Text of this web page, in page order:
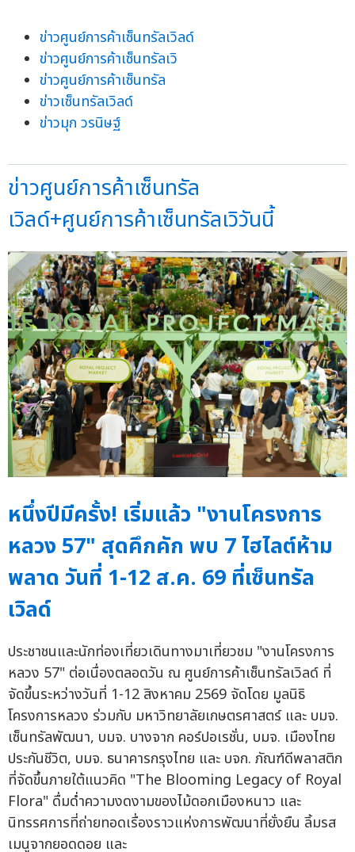
ข่าวศูนย์การค้าเซ็นทรัลเวิลด์
ข่าวศูนย์การค้าเซ็นทรัลเวิ
ข่าวศูนย์การค้าเซ็นทรัล
ข่าวเซ็นทรัลเวิลด์
ข่าวมุก วรนิษฐ์
ข่าวศูนย์การค้าเซ็นทรัล
เวิลด์+ศูนย์การค้าเซ็นทรัลเวิวันนี้
หนึ่งปีมีครั้ง! เริ่มแล้ว "งานโครงการ
หลวง 57" สุดคึกคัก พบ 7 ไฮไลต์ห้าม
พลาด วันที่ 1-12 ส.ค. 69 ที่เซ็นทรัล
เวิลด์
ประชาชนและนักท่องเที่ยวเดินทางมาเที่ยวชม "งานโครงการ
หลวง 57" ต่อเนื่องตลอดวัน ณ ศูนย์การค้าเซ็นทรัลเวิลด์ ที่
จัดขึ้นระหว่างวันที่ 1-12 สิงหาคม 2569 จัดโดย มูลนิธิ
โครงการหลวง ร่วมกับ มหาวิทยาลัยเกษตรศาสตร์ และ บมจ.
เซ็นทรัลพัฒนา, บมจ. บางจาก คอร์ปอเรชั่น, บมจ. เมืองไทย
ประกันชีวิต, บมจ. ธนาคารกรุงไทย และ บจก. ภัณฑ์ดีพลาสติก
ที่จัดขึ้นภายใต้แนวคิด "The Blooming Legacy of Royal
Flora" ดื่มด่ำความงดงามของไม้ดอกเมืองหนาว และ
นิทรรศการที่ถ่ายทอดเรื่องราวแห่งการพัฒนาที่ยั่งยืน ลิ้มรส
เมนูจากยอดดอย และ